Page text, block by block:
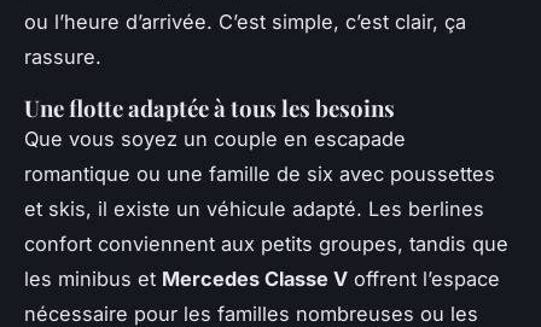
ou l’heure d’arrivée. C’est simple, c’est clair, ça
rassure.
Une flotte adaptée à tous les besoins
Que vous soyez un couple en escapade
romantique ou une famille de six avec poussettes
et skis, il existe un véhicule adapté. Les berlines
confort conviennent aux petits groupes, tandis que
les minibus et Mercedes Classe V offrent l’espace
nécessaire pour les familles nombreuses ou les